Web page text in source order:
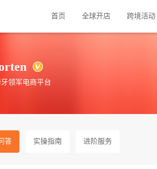
首页 全球开店 跨境活动
领军电商平台
答 实操指南 进阶服务